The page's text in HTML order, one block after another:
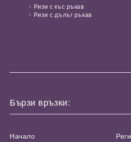
Ризи с къс ръкав
Ризи с дълъг ръкав
Бързи връзки:
Начало